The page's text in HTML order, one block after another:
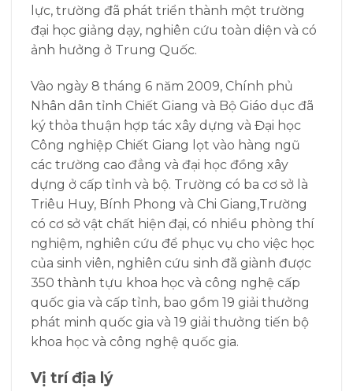
lực, trường đã phát triển thành một trường
đại học giảng dạy, nghiên cứu toàn diện và có
ảnh hưởng ở Trung Quốc.
Vào ngày 8 tháng 6 năm 2009, Chính phủ
Nhân dân tỉnh Chiết Giang và Bộ Giáo dục đã
ký thỏa thuận hợp tác xây dựng và Đại học
Công nghiệp Chiết Giang lọt vào hàng ngũ
các trường cao đẳng và đại học đồng xây
dựng ở cấp tỉnh và bộ. Trường có ba cơ sở là
Triêu Huy, Bính Phong và Chi Giang,Trường
có cơ sở vật chất hiện đại, có nhiều phòng thí
nghiệm, nghiên cứu để phục vụ cho việc học
của sinh viên, nghiên cứu sinh đã giành được
350 thành tựu khoa học và công nghệ cấp
quốc gia và cấp tỉnh, bao gồm 19 giải thưởng
phát minh quốc gia và 19 giải thưởng tiến bộ
khoa học và công nghệ quốc gia.
Vị trí địa lý